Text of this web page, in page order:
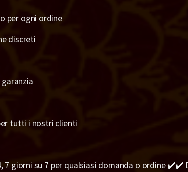
per ogni ordine
discreti
tutti i nostri clienti
7 giorni su 7 per qualsiasi domanda o ordine